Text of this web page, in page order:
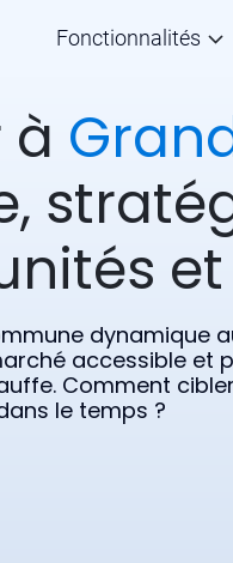
Fonctionnalités
à
et
dynamique
accessible et
Comment
le temps ?